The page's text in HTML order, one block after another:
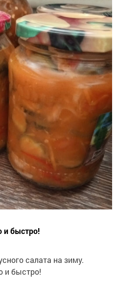
и быстро!
салата на зиму.
и быстро!